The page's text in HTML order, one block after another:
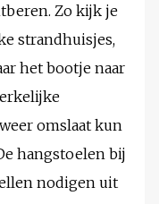
Zo kijk je
strandhuisjes,
het bootje naar
omslaat kun
hangstoelen bij
nodigen uit